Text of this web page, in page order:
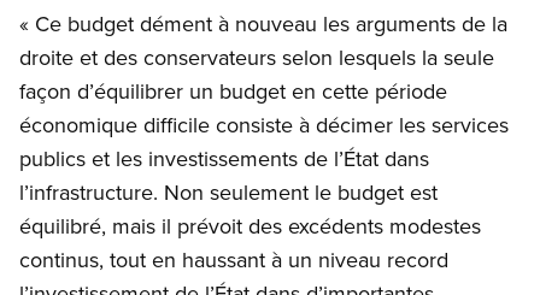
« Ce budget dément à nouveau les arguments de la
droite et des conservateurs selon lesquels la seule
façon d’équilibrer un budget en cette période
économique difficile consiste à décimer les services
publics et les investissements de l’État dans
l’infrastructure. Non seulement le budget est
équilibré, mais il prévoit des excédents modestes
continus, tout en haussant à un niveau record